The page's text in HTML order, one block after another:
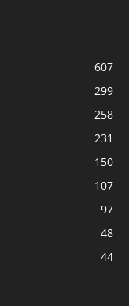
607
299
258
231
150
107
97
48
44